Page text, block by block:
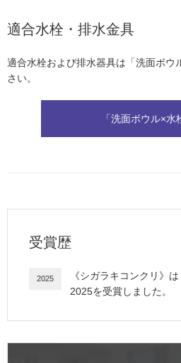
適合水栓・排水金具
適合水栓および排水器具は「洗面ボウ
さい。
「洗面ボウル×水
受賞歴
2025 《シガラキコンクリ 》は
2025を受賞しました。